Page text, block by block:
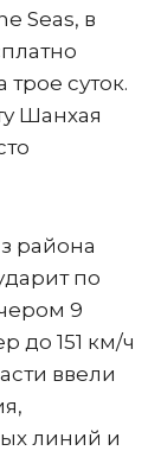
Seas, в
суток.
Шанхая
района
по
9
до 151 км/ч
ввели
линий и